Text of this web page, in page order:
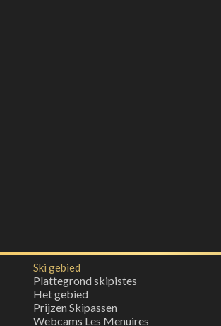
Ski gebied
Plattegrond skipistes
Het gebied
Prijzen Skipassen
Webcams Les Menuires